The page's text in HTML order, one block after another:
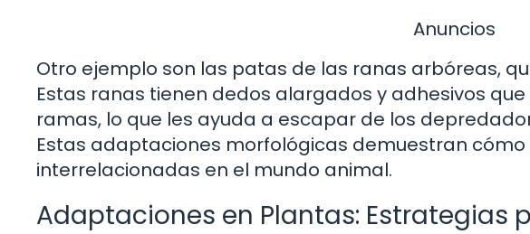
Anuncios
Otro ejemplo son las patas de las ranas arbóreas,
Estas ranas tienen dedos alargados y adhesivos
ramas, lo que les ayuda a escapar de los
Estas adaptaciones morfológicas demuestran
interrelacionadas en el mundo animal.
Adaptaciones en Plantas: Estrategias